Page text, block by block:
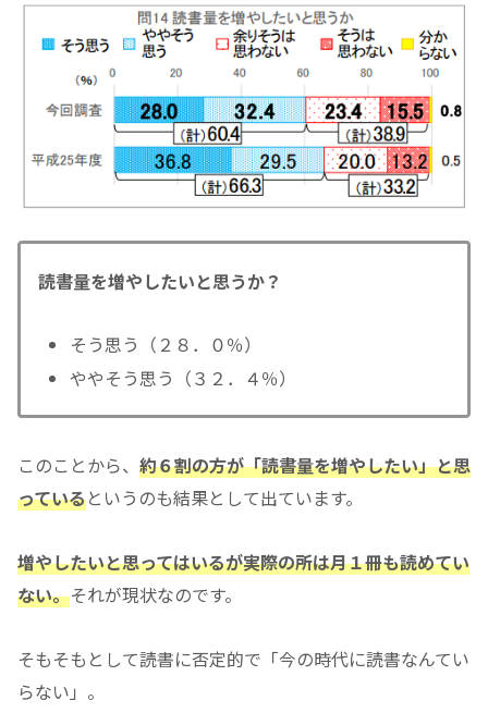
読書量を増やしたいと思うか？
そう思う（２８．０％）
ややそう思う（３２．４％）
このことから、 約６割の方が「読書量を増やしたい」と思
っているというのも結果として出ています。
増やしたいと思ってはいるが実際の所は月１冊も読めてい
ない。それが現状なのです。
そもそもとして読書に否定的で「今の時代に読書なんてい
らない」。